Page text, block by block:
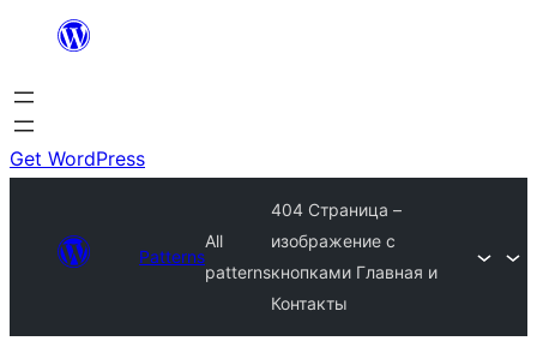
content
Get WordPress
Patterns
All
patterns
404 Страница –
изображение с
кнопками Главная и
Контакты